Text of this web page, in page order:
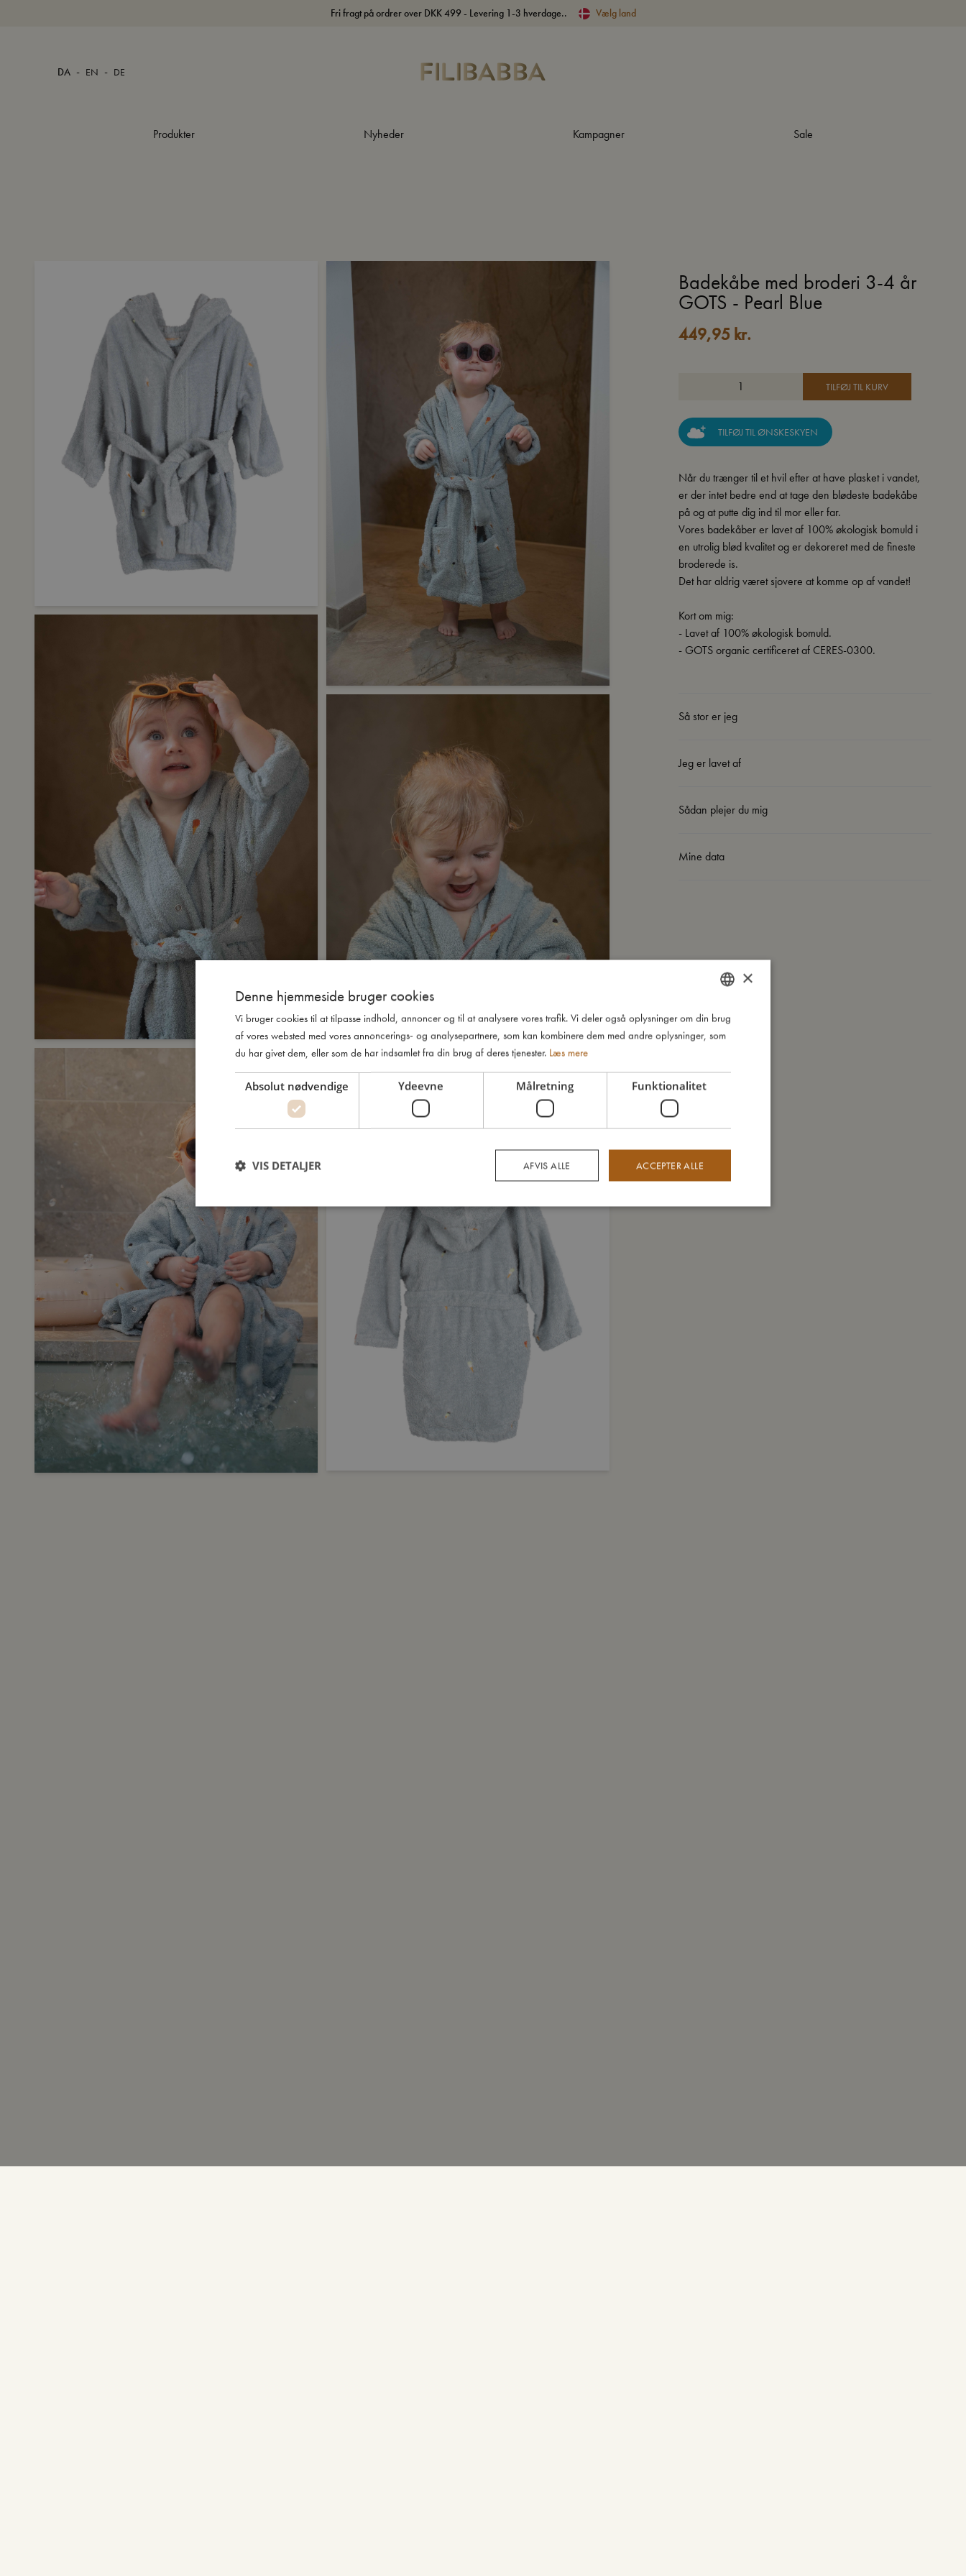
Fri fragt på ordrer over DKK 499 - Levering 1-3 hverdage.. Vælg land
DA - EN - DE
Produkter Nyheder Kampagner Sale
Badekåbe med broderi 3-4 år
GOTS - Pearl Blue
449,95 kr.
TILFØJ TIL KURV
TILFØJ TIL ØNSKESKYEN
Når du trænger til et hvil efter at have plasket i vandet,
er der intet bedre end at tage den blødeste badekåbe
på og at putte dig ind til mor eller far.
Vores badekåber er lavet af 100% økologisk bomuld i
en utrolig blød kvalitet og er dekoreret med de fineste
broderede is.
Det har aldrig været sjovere at komme op af vandet!
Kort om mig:
- Lavet af 100% økologisk bomuld.
- GOTS organic certificeret af CERES-0300.
Så stor er jeg
Jeg er lavet af
Sådan plejer du mig
Mine data
DANISH
ENGLISH
×
Denne hjemmeside bruger cookies
Vi bruger cookies til at tilpasse indhold, annoncer og til at analysere vores trafik. Vi deler også oplysninger om din brug
af vores websted med vores annoncerings- og analysepartnere, som kan kombinere dem med andre oplysninger, som
du har givet dem, eller som de har indsamlet fra din brug af deres tjenester. Læs mere
Absolut nødvendige Ydeevne Målretning Funktionalitet
ACCEPTER ALLE
AFVIS ALLE
VIS DETALJER